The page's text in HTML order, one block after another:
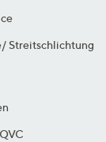
Streitschlichtung